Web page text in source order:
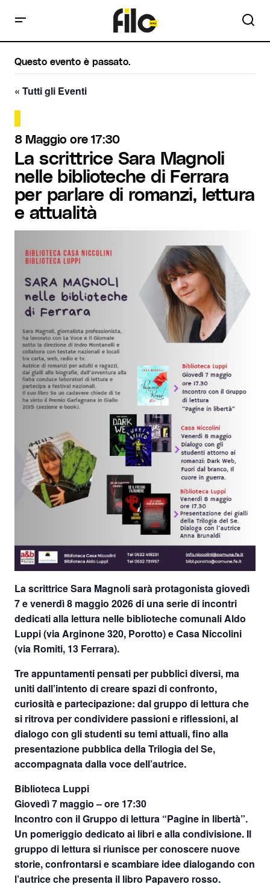
Questo evento è passato.
« Tutti gli Eventi
8 Maggio ore 17:30
La scrittrice Sara Magnoli
nelle biblioteche di Ferrara
per parlare di romanzi, lettura
e attualità
La scrittriceSara Magnolisarà protagonistagiovedì
7 e venerdì 8 maggio 2026di una serie di incontri
dedicati alla lettura nelle biblioteche comunali Aldo
Luppi(via Arginone 320, Porotto) eCasa Niccolini
(via Romiti, 13 Ferrara).
Tre appuntamenti pensati per pubblici diversi, ma
uniti dall’intento di creare spazi di confronto,
curiosità e partecipazione: dal gruppo di lettura che
si ritrova per condividere passioni e riflessioni, al
dialogo con gli studenti su temi attuali, fino alla
presentazione pubblica della Trilogia del Se,
accompagnata dalla voce dell’autrice.
Biblioteca Luppi
Giovedì 7 maggio – ore 17:30
Incontro con il Gruppo di lettura “Pagine in libertà”.
Un pomeriggio dedicato ai libri e alla condivisione. Il
gruppo di lettura si riunisce per conoscere nuove
storie, confrontarsi e scambiare idee dialogando con
l’autrice che presenta il libro Papavero rosso.